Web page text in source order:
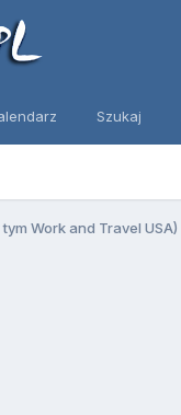
Szukaj
Work and Travel USA)